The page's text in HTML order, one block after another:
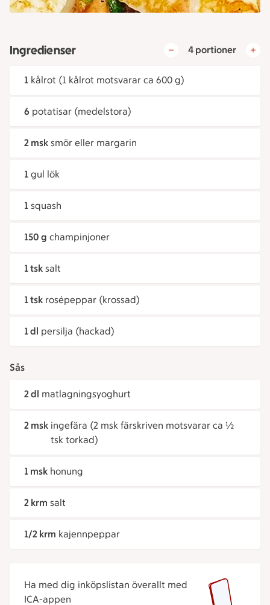
Ingredienser 4 portioner
1 kålrot (1 kålrot motsvarar ca 600 g)
6 potatisar (medelstora)
2 msk smör eller margarin
1 gul lök
1 squash
150 g champinjoner
1 tsk salt
1 tsk rosépeppar (krossad)
1 dl persilja (hackad)
Sås
2 dl matlagningsyoghurt
2 msk ingefära (2 msk färskriven motsvarar ca ½
tsk torkad)
1 msk honung
2 krm salt
1/2 krm kajennpeppar
Ha med dig inköpslistan överallt med
ICA-appen